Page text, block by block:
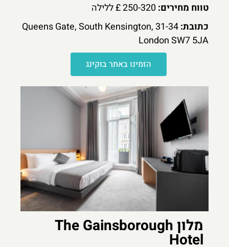
טווח מחירים:
כתובת:
31-34 Queens Gate, South Kensington,
London SW7 5JA
הזמינו באתר בוקינג
מלון The Gainsborough
Hotel